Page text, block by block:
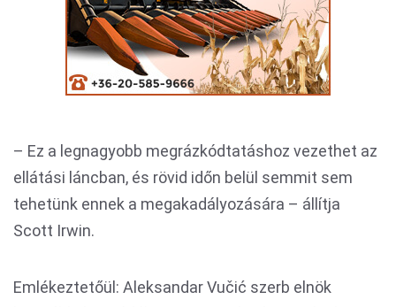
– Ez a legnagyobb megrázkódtatáshoz vezethet az
ellátási láncban, és rövid időn belül semmit sem
tehetünk ennek a megakadályozására – állítja
Scott Irwin.
Emlékeztetőül: Aleksandar Vučić szerb elnök